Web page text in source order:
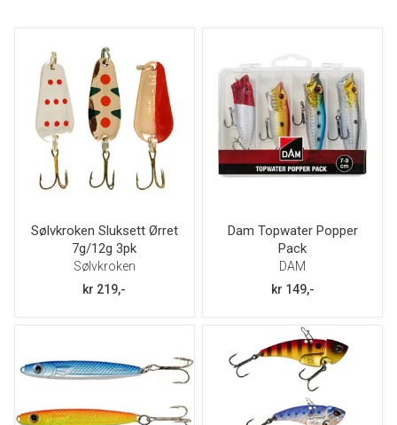
Sølvkroken Sluksett Ørret
7g/12g 3pk
Sølvkroken
kr 219,-
Dam Topwater Popper
Pack
DAM
kr 149,-